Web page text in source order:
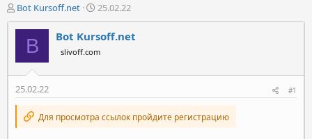
А
в
т
м
ы
Bot Kursoff.net
Д
а
т
а
н
а
а
25.02.22
B Bot Kursoff.net
slivoff.com
25.02.22 #1
Для просмотра ссылок пройдите регистрацию